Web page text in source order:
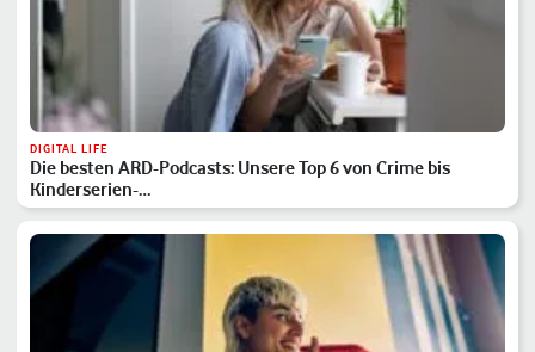
DIGITAL LIFE
Die besten ARD-Podcasts: Unsere Top 6 von Crime bis
Kinderserien-…